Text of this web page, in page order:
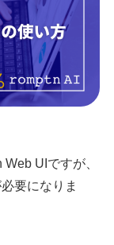
UIですが、
要になりま